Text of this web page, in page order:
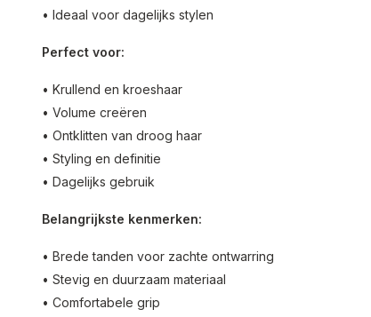
• Ideaal voor dagelijks stylen
Perfect voor:
• Krullend en kroeshaar
• Volume creëren
• Ontklitten van droog haar
• Styling en definitie
• Dagelijks gebruik
Belangrijkste kenmerken:
• Brede tanden voor zachte ontwarring
• Stevig en duurzaam materiaal
• Comfortabele grip